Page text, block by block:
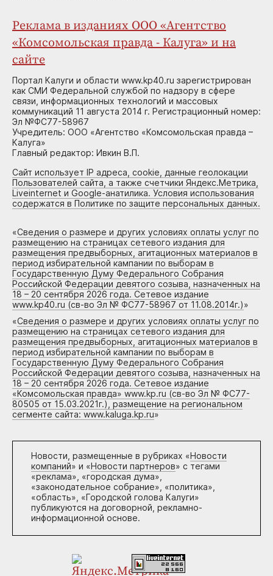
Реклама в изданиях ООО «Агентство
«Комсомольская правда - Калуга» и на
сайте
Портал Калуги и области www.kp40.ru зарегистрирован
как СМИ Федеральной службой по надзору в сфере
связи, информационных технологий и массовых
коммуникаций 11 августа 2014 г. Регистрационный номер:
Эл №ФС77-58967
Учредитель: ООО «Агентство «Комсомольская правда –
Калуга»
Главный редактор: Ивкин В.П.
Сайт использует IP адреса, cookie, данные геолокации
Пользователей сайта, а также счетчики Яндекс.Метрика,
Liveinternet и Google-анатилика. Условия использования
содержатся в Политике по защите персональных данных.
«Сведения о размере и других условиях оплаты услуг по
размещению на страницах сетевого издания для
размещения предвыборных, агитационных материалов в
период избирательной кампании по выборам в
Государственную Думу Федерального Собрания
Российской Федерации девятого созыва, назначенных на
18 – 20 сентября 2026 года. Сетевое издание
www.kp40.ru (св-во Эл № ФС77-58967 от 11.08.2014г.)»
«Сведения о размере и других условиях оплаты услуг по
размещению на страницах сетевого издания для
размещения предвыборных, агитационных материалов в
период избирательной кампании по выборам в
Государственную Думу Федерального Собрания
Российской Федерации девятого созыва, назначенных на
18 – 20 сентября 2026 года. Сетевое издание
«Комсомольская правда» www.kp.ru (св-во Эл № ФС77-
80505 от 15.03.2021г.), размещение на региональном
сегменте сайта: www.kaluga.kp.ru»
Новости, размещенные в рубриках «Новости
компаний» и «Новости партнеров» с тегами
«реклама», «городская дума»,
«законодательное собрание», «политика»,
«область», «Городской голова Калуги»
публикуются на договорной, рекламно-
информационной основе.